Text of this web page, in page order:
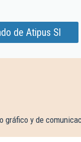
de Atipus Sl
gráfico y de